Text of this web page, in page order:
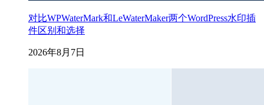
对比WPWaterMark和LeWaterMaker两个WordPress水印插
件区别和选择
2026年8月7日